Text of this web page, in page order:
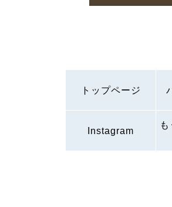
トップページ
Instagram